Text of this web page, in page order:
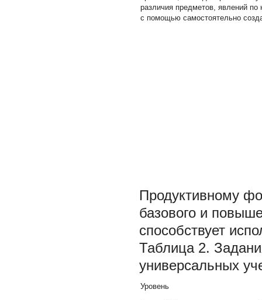
различия предметов, явлений по
с помощью самостоятельно
Продуктивному
базового и
способствует
Таблица 2.
универсальных
Уровень